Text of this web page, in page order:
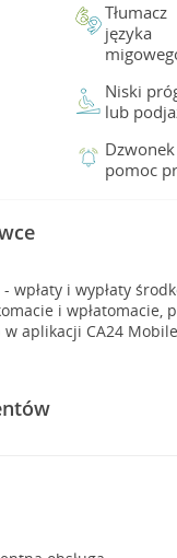
Tłumacz
języka
Niski
lub
pomoc
wpłaty i wypłaty
i wpłatomacie,
aplikacji CA24